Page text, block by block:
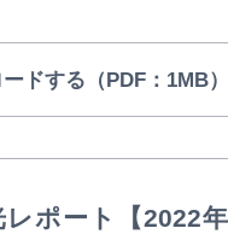
ドする（PDF：1MB）
レポート【2022